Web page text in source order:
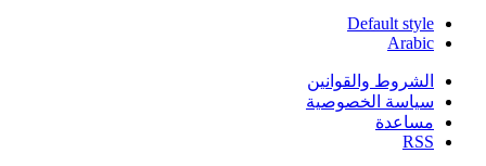
Default style
Arabic
الشروط والقوانين
سياسة الخصوصية
مساعدة
RSS